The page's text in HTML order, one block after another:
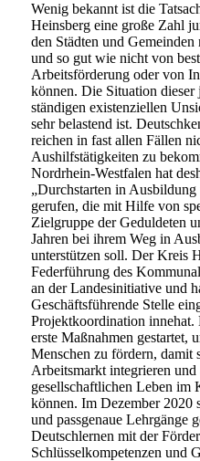
Wenig bekannt ist die
Heinsberg eine große Zahl
den Städten und
und so gut wie nicht von
Arbeitsförderung oder von
können. Die Situation
ständigen existenziellen
sehr belastend ist.
reichen in fast allen Fällen
Aushilfstätigkeiten zu
Nordrhein-Westfalen hat
„Durchstarten in
gerufen, die mit Hilfe von
Zielgruppe der Geduldeten
Jahren bei ihrem Weg in
unterstützen soll. Der Kreis
Federführung des
an der Landesinitiative und
Geschäftsführende Stelle
Projektkoordination
erste Maßnahmen gestartet,
Menschen zu fördern, damit
Arbeitsmarkt integrieren und
gesellschaftlichen Leben im
können. Im Dezember 2020
und passgenaue Lehrgänge
Deutschlernen mit der
Schlüsselkompetenzen und